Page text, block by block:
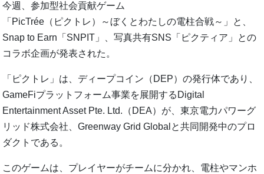
今週、参加型社会貢献ゲーム
「PicTrée（ピクトレ）～ぼくとわたしの電柱合戦～」と、
Snap to Earn「SNPIT」、写真共有SNS「ピクティア」との
コラボ企画が発表された。
「ピクトレ」は、ディープコイン（DEP）の発行体であり、
GameFiプラットフォーム事業を展開するDigital
Entertainment Asset Pte. Ltd.（DEA）が、東京電力パワーグ
リッド株式会社、Greenway Grid Globalと共同開発中のプロ
ダクトである。
このゲームは、プレイヤーがチームに分かれ、電柱やマンホ